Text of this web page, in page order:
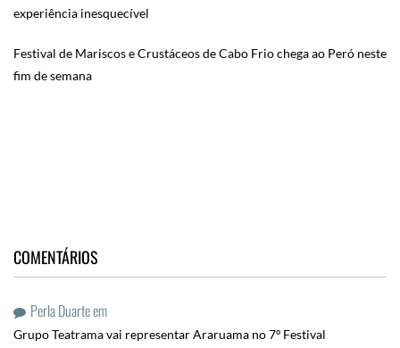
experiência inesquecível
Festival de Mariscos e Crustáceos de Cabo Frio chega ao Peró neste
fim de semana
COMENTÁRIOS
Perla Duarteem
Grupo Teatrama vai representar Araruama no 7º Festival